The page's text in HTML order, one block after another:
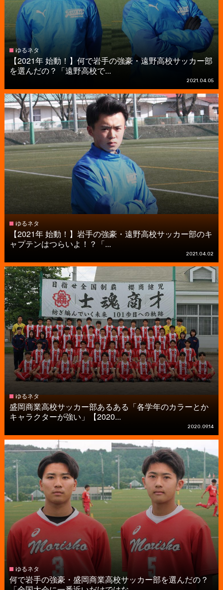
ゆるネタ
【2021年 始動！】何で岩手の強豪・遠野高校サッカー部
を選んだの？「遠野高校で...
2021.04.05
ゆるネタ
【2021年 始動！】岩手の強豪・遠野高校サッカー部のキ
ャプテンはつらいよ！？「...
2021.04.02
ゆるネタ
盛岡商業高校サッカー部あるある「各学年のカラーとか
キャラクターが強い」【2020...
2020.09.14
ゆるネタ
何で岩手の強豪・盛岡商業高校サッカー部を選んだの？